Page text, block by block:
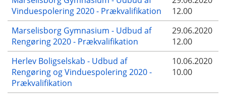
Vinduespolering 2020 - Prækvalifikation
12.00
Marselisborg Gymnasium - Udbud af
Rengøring 2020 - Prækvalifikation
29.06.2020
12.00
Herlev Boligselskab - Udbud af
Rengøring og Vinduespolering 2020 -
Prækvalifikation
10.06.2020
10.00